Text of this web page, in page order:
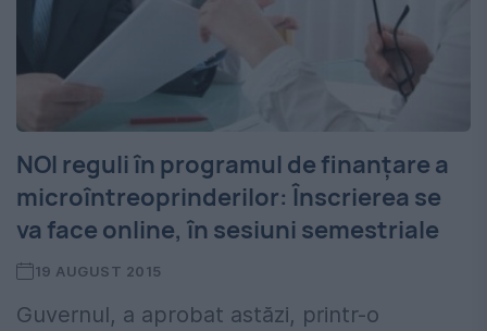
NOI reguli în programul de finanțare a
microîntreoprinderilor: Înscrierea se
va face online, în sesiuni semestriale
19 AUGUST 2015
Guvernul, a aprobat astăzi, printr-o